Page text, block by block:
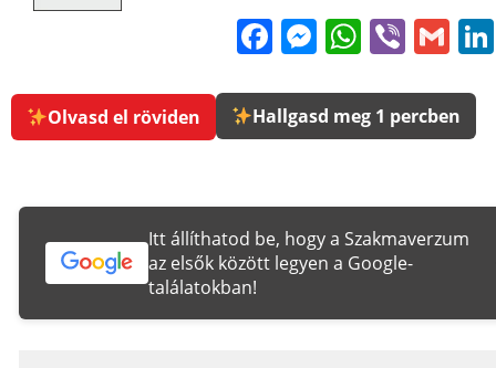
FacebookViber
Olvasd el röviden Hallgasd meg 1 percben
Itt állíthatod be, hogy a Szakmaverzum
az elsők között legyen a Google-
találatokban!